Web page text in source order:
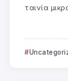
ταινία